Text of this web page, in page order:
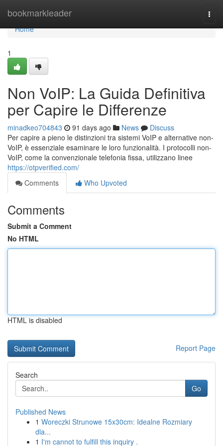
bookmarkleader
Home
Home
1
Non VoIP: La Guida Definitiva
per Capire le Differenze
minadkeo704843 91 days ago News
Discuss
Per capire a pieno le distinzioni tra sistemi VoIP e alternative non-
VoIP, è essenziale esaminare le loro funzionalità. I protocolli non-
VoIP, come la convenzionale telefonia fissa, utilizzano linee
https://otpverified.com/
Comments
Who Upvoted
Comments
Submit a Comment
No HTML
HTML is disabled
Report Page
Search
Go
Published News
1 Woreczki Strunowe 15x30cm: Idealne Rozmiary
dla...
1 I'm cannot to fulfill this inquiry .